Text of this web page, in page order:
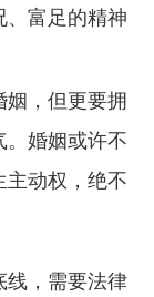
、富足的精神
，但更要拥
。婚姻或许不
主动权，绝不
线，需要法律